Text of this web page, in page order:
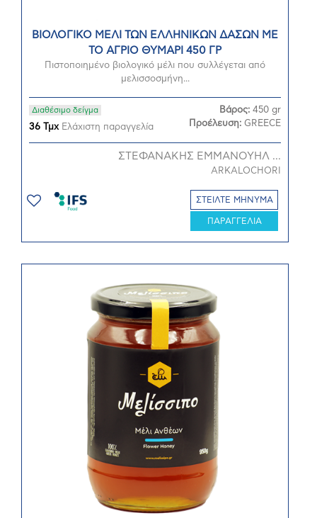
ΒΙΟΛΟΓΙΚΟ ΜΕΛΙ ΤΩΝ ΕΛΛΗΝΙΚΩΝ ΔΑΣΩΝ ΜΕ
ΤΟ ΑΓΡΙΟ ΘΥΜΑΡΙ 450 ΓΡ
Πιστοποιημένο βιολογικό μέλι που συλλέγεται από
μελισσοσμήνη...
Διαθέσιμο δείγμα
36 ΤμχΕλάχιστη παραγγελία
Βάρος: 450 gr
Προέλευση: GREECE
ΣΤΕΦΑΝΑΚΗΣ ΕΜΜΑΝΟΥΗΛ ...
ARKALOCHORI
ΣΤΕΙΛΤΕ ΜΗΝΥΜΑ
ΠΑΡΑΓΓΕΛΙΑ